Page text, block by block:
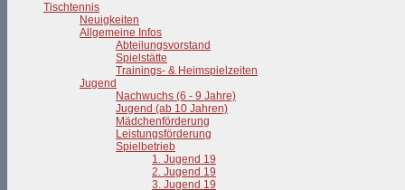
Tischtennis
Neuigkeiten
Allgemeine Infos
Abteilungsvorstand
Spielstätte
Trainings- & Heimspielzeiten
Jugend
Nachwuchs (6 - 9 Jahre)
Jugend (ab 10 Jahren)
Mädchenförderung
Leistungsförderung
Spielbetrieb
1. Jugend 19
2. Jugend 19
3. Jugend 19